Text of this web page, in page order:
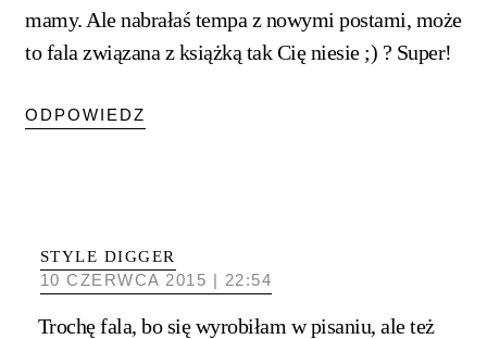
mamy. Ale nabrałaś tempa z nowymi postami, może
to fala związana z książką tak Cię niesie ;) ? Super!
ODPOWIEDZ
STYLE DIGGER
10 CZERWCA 2015 | 22:54
Trochę fala, bo się wyrobiłam w pisaniu, ale też